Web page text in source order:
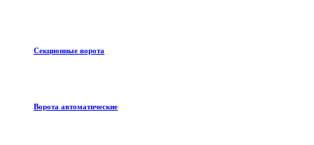
Секционные ворота
Ворота автоматические